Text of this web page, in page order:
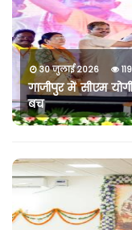
30 जुलाई 2026
गाजीपुर में सीएम
बच